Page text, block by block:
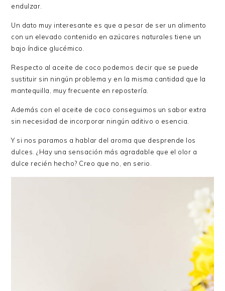
endulzar.
Un dato muy interesante es que a pesar de ser un alimento
con un elevado contenido en azúcares naturales tiene un
bajo índice glucémico.
Respecto al aceite de coco podemos decir que se puede
sustituir sin ningún problema y en la misma cantidad que la
mantequilla, muy frecuente en repostería.
Además con el aceite de coco conseguimos un sabor extra
sin necesidad de incorporar ningún aditivo o esencia.
Y si nos paramos a hablar del aroma que desprende los
dulces. ¿Hay una sensación más agradable que el olor a
dulce recién hecho? Creo que no, en serio.